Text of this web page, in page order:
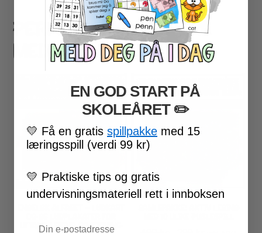
PERFEKT Å KOMBINERE
MED..
UTTALE, LESING OG STAVING
EN GOD START PÅ
SKOLEÅRET​ ✏️
💛 Få en gratis spillpakke med 15
læringsspill (verdi 99 kr)
💛 Praktiske tips og gratis
undervisningsmateriell rett i innboksen